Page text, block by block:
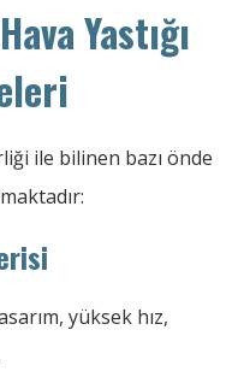
Yastığı
ile bilinen bazı önde
yüksek hız,